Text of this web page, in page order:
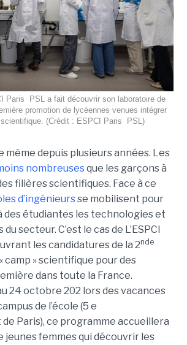
Paris  PSL a fait découvrir son laboratoire de
promotion de lycéennes venues intégrer
(Crédit : ESPCI Paris  PSL)
même depuis plusieurs années. Les
nombreusesque les garçons à
filières scientifiques. Face à ce
d’ingénieursse mobilisent pour
des étudiantes les technologies et
secteur. C’est le cas de L’ESPCI
les candidatures de la 2nde
camp » scientifique pour des
dans toute la France.
24 octobre 202 lors des vacances
de l’école (5 e
Paris), ce programme accueillera
jeunes femmes qui découvrir les